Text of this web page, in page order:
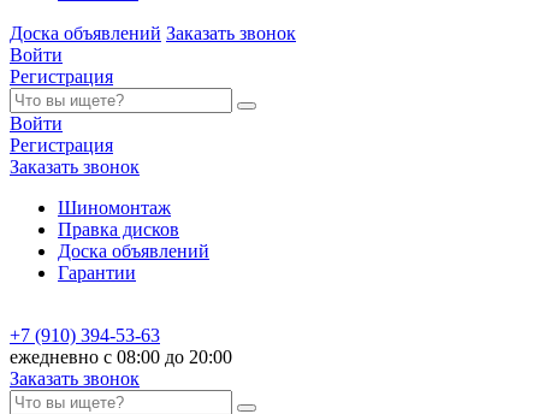
Доска объявлений Заказать звонок
Войти
Регистрация
Войти
Регистрация
Заказать звонок
Шиномонтаж
Правка дисков
Доска объявлений
Гарантии
+7 (910) 394-53-63
ежедневно с 08:00 до 20:00
Заказать звонок